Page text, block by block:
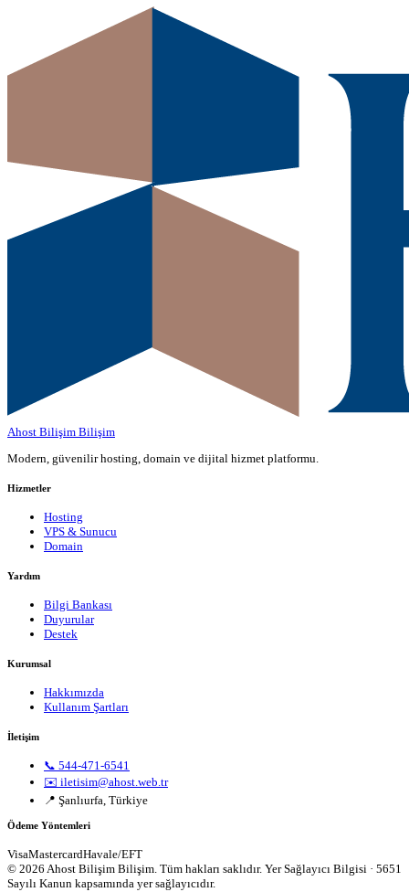
Ahost Bilişim Bilişim
Modern, güvenilir hosting, domain ve dijital hizmet platformu.
Hizmetler
Hosting
VPS & Sunucu
Domain
Yardım
Bilgi Bankası
Duyurular
Destek
Kurumsal
Hakkımızda
Kullanım Şartları
İletişim
📞 544-471-6541
✉️ iletisim@ahost.web.tr
📍 Şanlıurfa, Türkiye
Ödeme Yöntemleri
VisaMastercardHavale/EFT
© 2026 Ahost Bilişim Bilişim. Tüm hakları saklıdır. Yer Sağlayıcı Bilgisi · 5651
Sayılı Kanun kapsamında yer sağlayıcıdır.